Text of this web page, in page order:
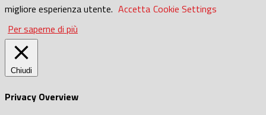
migliore esperienza utente. Accetta Cookie Settings
Per saperne di più
Chiudi
Privacy Overview